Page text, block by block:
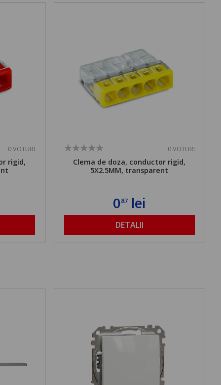
0 VOTURI
rigid,
0 VOTURI
Clema de doza, conductor rigid,
5X2.5MM, transparent
087 lei
DETALII